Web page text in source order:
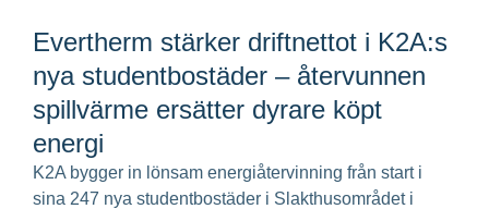
Evertherm stärker driftnettot i K2A:s
nya studentbostäder – återvunnen
spillvärme ersätter dyrare köpt
energi
K2A bygger in lönsam energiåtervinning från start i
sina 247 nya studentbostäder i Slakthusområdet i